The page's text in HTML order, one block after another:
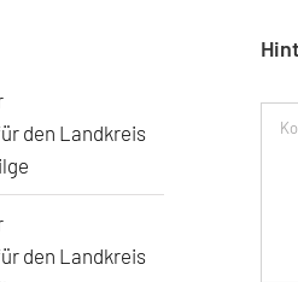
den Landkreis
den Landkreis